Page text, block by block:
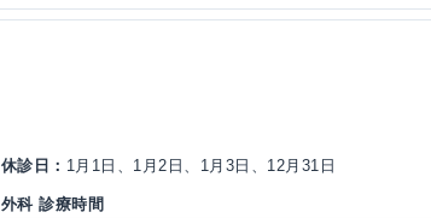
休診日： 1月1日、1月2日、1月3日、12月31日
外科 診療時間